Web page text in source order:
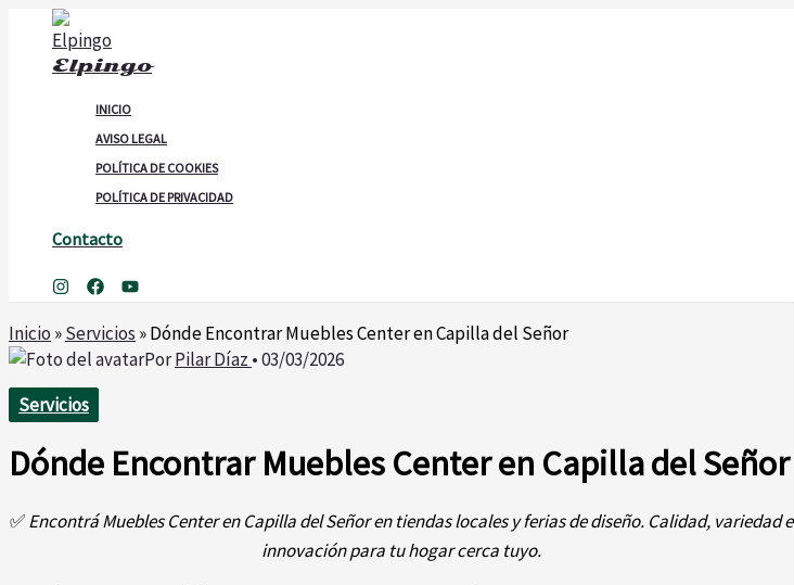
contenido
Elpingo
INICIO
AVISO LEGAL
POLÍTICA DE COOKIES
POLÍTICA DE PRIVACIDAD
Contacto
Inicio »Servicios »Dónde Encontrar Muebles Center en Capilla del Señor
PorPilar Díaz •03/03/2026
Servicios
Dónde Encontrar Muebles Center en Capilla del Señor
✅Encontrá Muebles Center en Capilla del Señor en tiendas locales y ferias de diseño. Calidad, variedad e
innovación para tu hogar cerca tuyo.